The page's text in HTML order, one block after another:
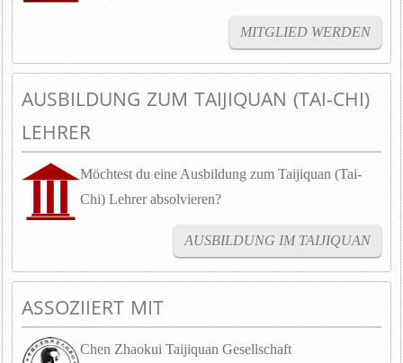
MITGLIED WERDEN
AUSBILDUNG ZUM TAIJIQUAN (TAI-CHI)
LEHRER
Möchtest du eine Ausbildung zum Taijiquan (Tai-
Chi) Lehrer absolvieren?
AUSBILDUNG IM TAIJIQUAN
ASSOZIIERT MIT
Chen Zhaokui Taijiquan Gesellschaft